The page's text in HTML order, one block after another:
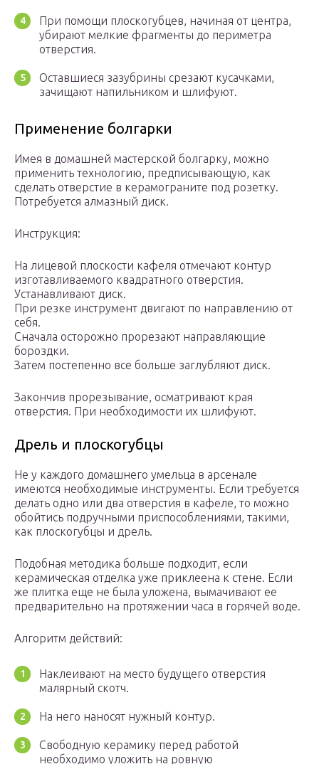
При помощи плоскогубцев, начиная от центра,
убирают мелкие фрагменты до периметра
отверстия.
Оставшиеся зазубрины срезают кусачками,
зачищают напильником и шлифуют.
Применение болгарки
Имея в домашней мастерской болгарку, можно
применить технологию, предписывающую, как
сделать отверстие в керамограните под розетку.
Потребуется алмазный диск.
Инструкция:
На лицевой плоскости кафеля отмечают контур
изготавливаемого квадратного отверстия.
Устанавливают диск.
При резке инструмент двигают по направлению от
себя.
Сначала осторожно прорезают направляющие
бороздки.
Затем постепенно все больше заглубляют диск.
Закончив прорезывание, осматривают края
отверстия. При необходимости их шлифуют.
Дрель и плоскогубцы
Не у каждого домашнего умельца в арсенале
имеются необходимые инструменты. Если требуется
делать одно или два отверстия в кафеле, то можно
обойтись подручными приспособлениями, такими,
как плоскогубцы и дрель.
Подобная методика больше подходит, если
керамическая отделка уже приклеена к стене. Если
же плитка еще не была уложена, вымачивают ее
предварительно на протяжении часа в горячей воде.
Алгоритм действий:
Наклеивают на место будущего отверстия
малярный скотч.
На него наносят нужный контур.
Свободную керамику перед работой
необходимо уложить на ровную